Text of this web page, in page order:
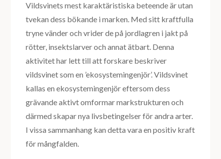
Vildsvinets mest karaktäristiska beteende är utan
tvekan dess bökande i marken. Med sitt kraftfulla
tryne vänder och vrider de på jordlagren i jakt på
rötter, insektslarver och annat ätbart. Denna
aktivitet har lett till att forskare beskriver
vildsvinet som en ’ekosystemingenjör’. Vildsvinet
kallas en ekosystemingenjör eftersom dess
grävande aktivt omformar markstrukturen och
därmed skapar nya livsbetingelser för andra arter.
I vissa sammanhang kan detta vara en positiv kraft
för mångfalden.